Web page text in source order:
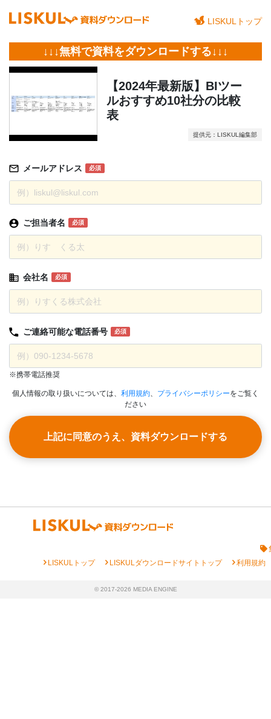
LISKULトップ
↓↓↓無料で資料をダウンロードする↓↓↓
【2024年最新版】BIツー
ルおすすめ10社分の比較
表
提供元：LISKUL編集部
メールアドレス 必須
ご担当者名 必須
会社名 必須
ご連絡可能な電話番号 必須
※携帯電話推奨
個人情報の取り扱いについては、 利用規約、 プライバシーポリシーをご覧く
ださい
上記に同意のうえ、資料ダウンロードする
chevron_rightLISKULトップ chevron_rightLISKULダウンロードサイトトップ chevron_right利用規約
© 2017-2026 MEDIA ENGINE